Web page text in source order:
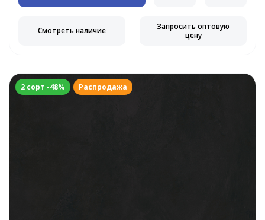
Смотреть наличие
Запросить оптовую
цену
2 сорт -48% Распродажа